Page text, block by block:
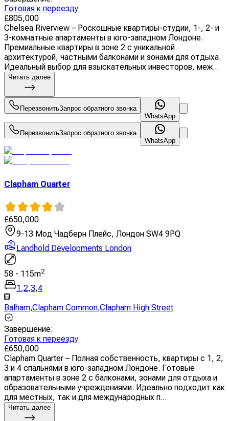
Готовая к переезду
£805,000
Chelsea Riverview – Роскошные квартиры-студии, 1-, 2- и
3-комнатные апартаменты в юго-западном Лондоне.
Премиальные квартиры в зоне 2 с уникальной
архитектурой, частными балконами и зонами для отдыха.
Идеальный выбор для взыскательных инвесторов, меж...
Читать далее
ПерезвонитьЗапрос обратного звонка
WhatsApp
ПерезвонитьЗапрос обратного звонка
WhatsApp
Clapham Quarter
£650,000
9-13 Мод Чадберн Плейс, Лондон SW4 9PQ
Landhold Developments London
58 - 115m2
1,2,3,4
Balham,Clapham Common,Clapham High Street
Завершение:
Готовая к переезду
£650,000
Clapham Quarter – Полная собственность, квартиры с 1, 2,
3 и 4 спальнями в юго-западном Лондоне. Готовые
апартаменты в зоне 2 с балконами, зонами для отдыха и
образовательными учреждениями. Идеально подходит как
для местных, так и для международных п...
Читать далее